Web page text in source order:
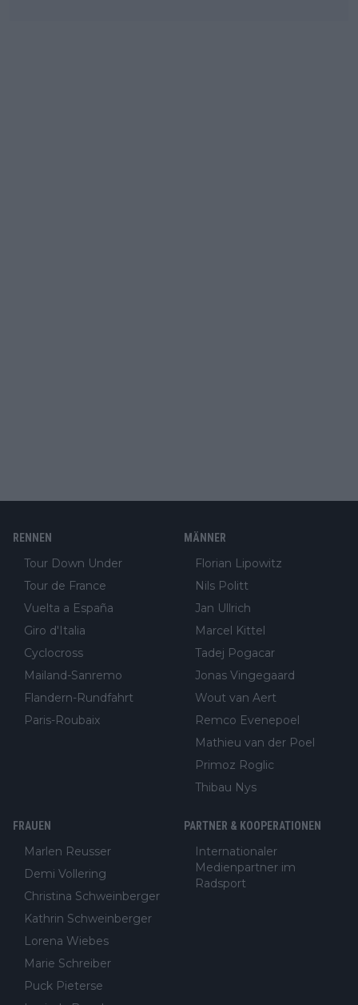
RENNEN
Tour Down Under
Tour de France
Vuelta a España
Giro d'Italia
Cyclocross
Mailand-Sanremo
Flandern-Rundfahrt
Paris-Roubaix
MÄNNER
Florian Lipowitz
Nils Politt
Jan Ullrich
Marcel Kittel
Tadej Pogacar
Jonas Vingegaard
Wout van Aert
Remco Evenepoel
Mathieu van der Poel
Primoz Roglic
Thibau Nys
FRAUEN
Marlen Reusser
Demi Vollering
Christina Schweinberger
Kathrin Schweinberger
Lorena Wiebes
Marie Schreiber
Puck Pieterse
PARTNER & KOOPERATIONEN
Internationaler
Medienpartner im
Radsport